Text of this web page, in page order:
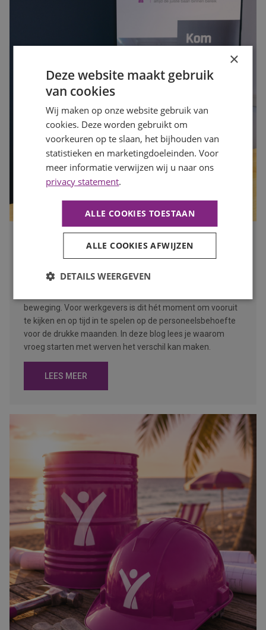
Is jouw organisatie klaar voor de drukke maanden? Zo
zorg je dat je op tijd de juiste mensen vindt
AuteurMayra Wokke
beweging. Voor werkgevers is dit hét moment om vooruit
te kijken en op tijd in te spelen op de personeelsbehoefte
voor de drukke maanden. In deze blog lees je waarom
vroeg starten met werven het verschil kan maken.
LEES MEER
×
Deze website maakt gebruik
van cookies
Wij maken op onze website gebruik van
cookies. Deze worden gebruikt om
voorkeuren op te slaan, het bijhouden van
statistieken en marketingdoeleinden. Voor
meer informatie verwijzen wij u naar ons
privacy statement.
ALLE COOKIES TOESTAAN
ALLE COOKIES AFWIJZEN
DETAILS WEERGEVEN